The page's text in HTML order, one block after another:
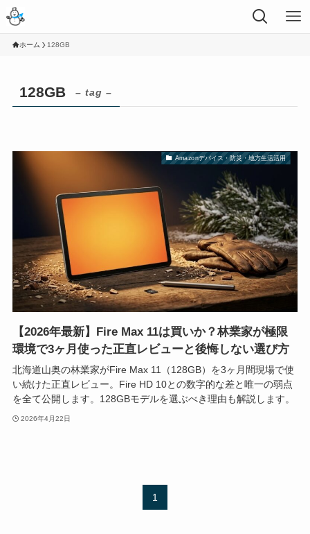
ホーム 128GB
128GB – tag –
Amazonデバイス・防災・地方生活活用
【2026年最新】Fire Max 11は買いか？林業家が極限
環境で3ヶ月使った正直レビューと後悔しない選び方
北海道山奥の林業家がFire Max 11（128GB）を3ヶ月間現場で使
い続けた正直レビュー。Fire HD 10との数字的な差と唯一の弱点
を全て公開します。128GBモデルを選ぶべき理由も解説します。
2026年4月22日
1